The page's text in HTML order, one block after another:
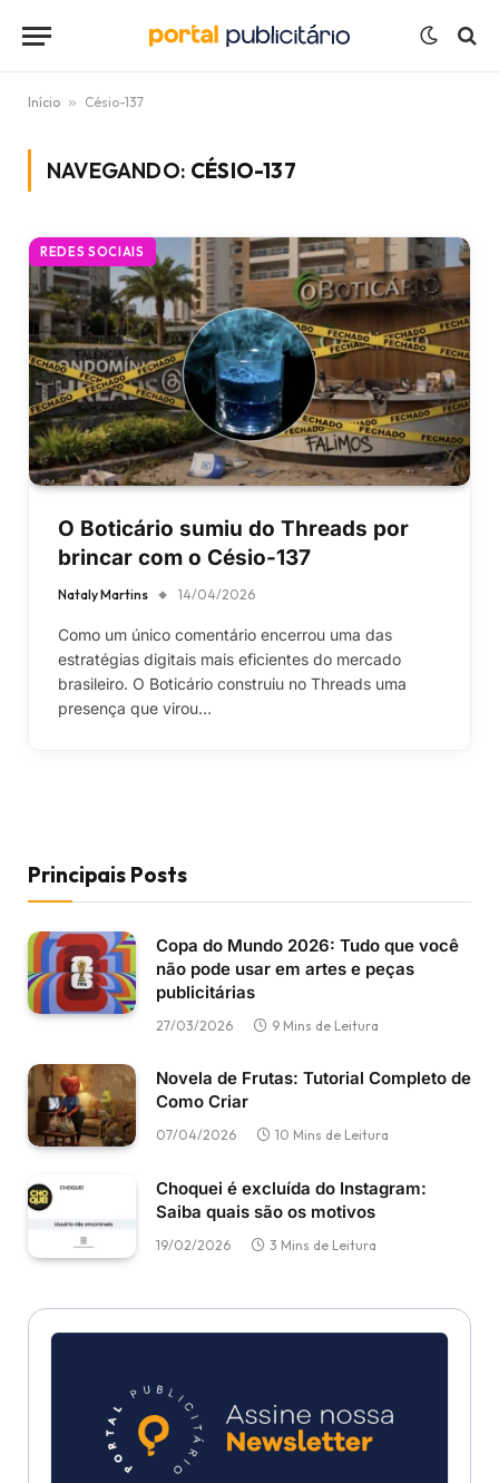
Início » Césio-137
NAVEGANDO: CÉSIO-137
REDES SOCIAIS
O Boticário sumiu do Threads por
brincar com o Césio-137
Nataly Martins 14/04/2026
Como um único comentário encerrou uma das
estratégias digitais mais eficientes do mercado
brasileiro. O Boticário construiu no Threads uma
presença que virou…
Principais Posts
Copa do Mundo 2026: Tudo que você
não pode usar em artes e peças
publicitárias
27/03/2026 9 Mins de Leitura
Novela de Frutas: Tutorial Completo de
Como Criar
07/04/2026 10 Mins de Leitura
Choquei é excluída do Instagram:
Saiba quais são os motivos
19/02/2026 3 Mins de Leitura